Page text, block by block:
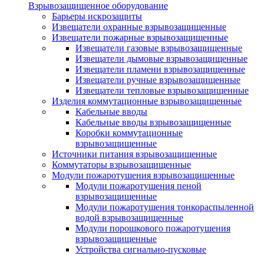
Взрывозащищенное оборудование
Барьеры искрозащиты
Извещатели охранные взрывозащищенные
Извещатели пожарные взрывозащищенные
Извещатели газовые взрывозащищенные
Извещатели дымовые взрывозащищенные
Извещатели пламени взрывозащищенные
Извещатели ручные взрывозащищенные
Извещатели тепловые взрывозащищенные
Изделия коммутационные взрывозащищенные
Кабельные вводы
Кабельные вводы взрывозащищенные
Коробки коммутационные
взрывозащищенные
Источники питания взрывозащищенные
Коммутаторы взрывозащищенные
Модули пожаротушения взрывозащищенные
Модули пожаротушения пеной
взрывозащищенные
Модули пожаротушения тонкораспыленной
водой взрывозащищенные
Модули порошкового пожаротушения
взрывозащищенные
Устройства сигнально-пусковые